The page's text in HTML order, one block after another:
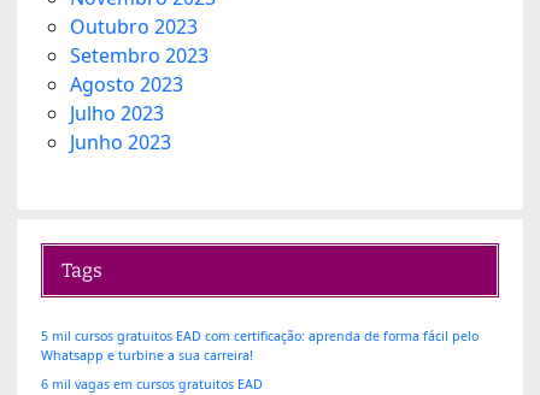
Outubro 2023
Setembro 2023
Agosto 2023
Julho 2023
Junho 2023
Tags
5 mil cursos gratuitos EAD com certificação: aprenda de forma fácil pelo
Whatsapp e turbine a sua carreira!
6 mil vagas em cursos gratuitos EAD